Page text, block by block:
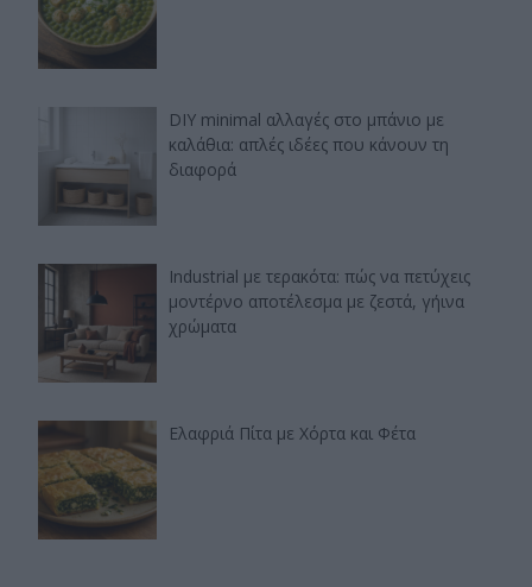
DIY minimal αλλαγές στο μπάνιο με
καλάθια: απλές ιδέες που κάνουν τη
διαφορά
Industrial με τερακότα: πώς να πετύχεις
μοντέρνο αποτέλεσμα με ζεστά, γήινα
χρώματα
Ελαφριά Πίτα με Χόρτα και Φέτα